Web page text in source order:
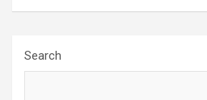
Search